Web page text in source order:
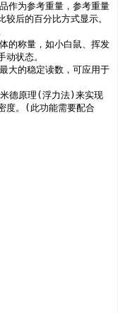
作为参考重量，参考重量
后的百分比方式显示。
的称量，如小白鼠、挥发
状态。
大的稳定读数，可应用于
米德原理(浮力法)来实现
度。(此功能需要配合